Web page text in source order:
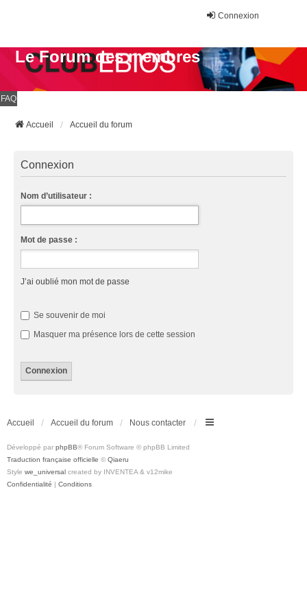
Connexion
Le Forum des membres
FAQ
Accueil Accueil du forum
Connexion
Nom d’utilisateur :
Mot de passe :
J’ai oublié mon mot de passe
Se souvenir de moi
Masquer ma présence lors de cette session
Accueil Accueil du forum Nous contacter
Développé par phpBB® Forum Software © phpBB Limited
Traduction française officielle © Qiaeru
Style we_universal created by INVENTEA & v12mike
Confidentialité | Conditions